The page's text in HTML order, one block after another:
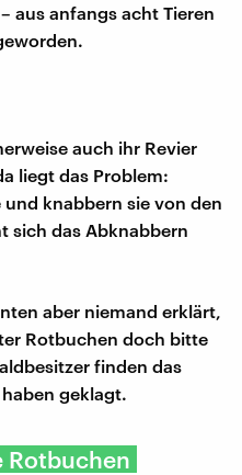
aus anfangs acht Tieren
auch ihr Revier
liegt das Problem:
knabbern sie von den
sich das Abknabbern
aber niemand erklärt,
Rotbuchen doch bitte
finden das
geklagt.
Rotbuchen